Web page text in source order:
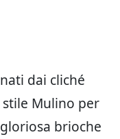
dai cliché
Mulino per
brioche